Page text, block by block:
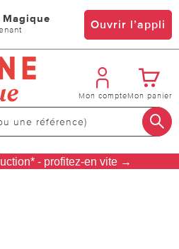
Ouvrir l’appli
Mon compteMon panier
- profitez-en vite →